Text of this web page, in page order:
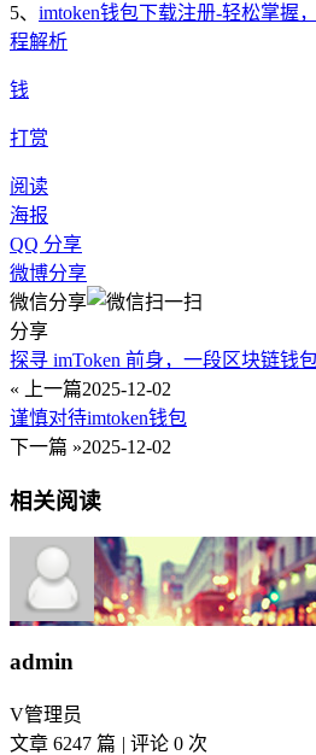
5、 imtoken钱包下载注册-轻松掌握
程解析
钱
打赏
阅读
海报
QQ 分享
微博分享
微信分享
分享
探寻 imToken 前身，一段区块链钱
« 上一篇2025-12-02
谨慎对待imtoken钱包
下一篇 »2025-12-02
相关阅读
admin
V管理员
文章 6247 篇 | 评论 0 次